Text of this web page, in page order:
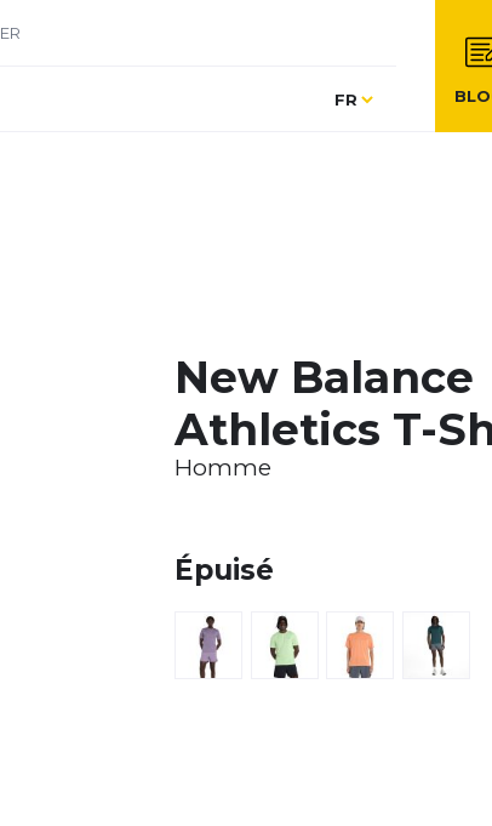
Langue
FR
New Balance
Athletics T-
Homme
Épuisé